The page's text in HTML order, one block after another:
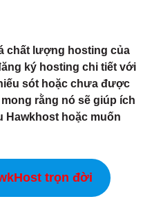
chất lượng hosting của
ký hosting chi tiết với
sót hoặc chưa được
rằng nó sẽ giúp ích
Hawkhost hoặc muốn
trọn đời